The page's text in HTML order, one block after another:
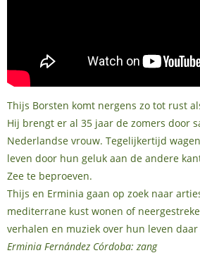
Thijs Borsten komt nergens zo tot rust
Hij brengt er al 35 jaar de zomers door
Nederlandse vrouw. Tegelijkertijd
leven door hun geluk aan de andere
Zee te beproeven.
Thijs en Erminia gaan op zoek naar
mediterrane kust wonen of
verhalen en muziek over hun leven
Erminia Fernández Córdoba: zang